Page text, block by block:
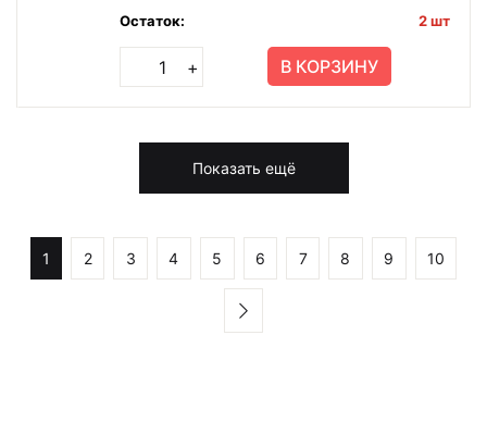
Остаток:
2 шт
+ В КОРЗИНУ
Показать ещё
1 2 3 4 5 6 7 8 9 10